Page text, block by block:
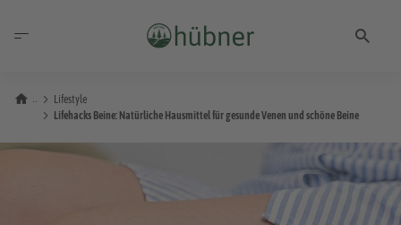
Lifestyle
Lifehacks Beine: Natürliche Hausmittel für gesunde Venen und schöne Beine